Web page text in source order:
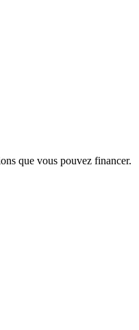
que vous pouvez financer.